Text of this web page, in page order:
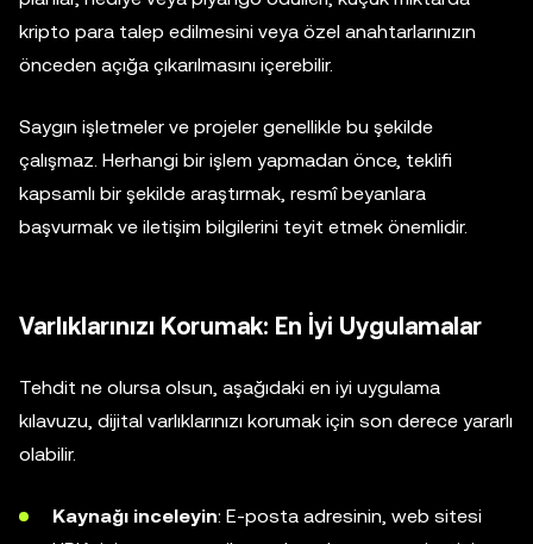
kripto para talep edilmesini veya özel anahtarlarınızın
önceden açığa çıkarılmasını içerebilir.
Saygın işletmeler ve projeler genellikle bu şekilde
çalışmaz. Herhangi bir işlem yapmadan önce, teklifi
kapsamlı bir şekilde araştırmak, resmî beyanlara
başvurmak ve iletişim bilgilerini teyit etmek önemlidir.
Varlıklarınızı Korumak: En İyi Uygulamalar
Tehdit ne olursa olsun, aşağıdaki en iyi uygulama
kılavuzu, dijital varlıklarınızı korumak için son derece yararlı
olabilir.
Kaynağı inceleyin: E-posta adresinin, web sitesi